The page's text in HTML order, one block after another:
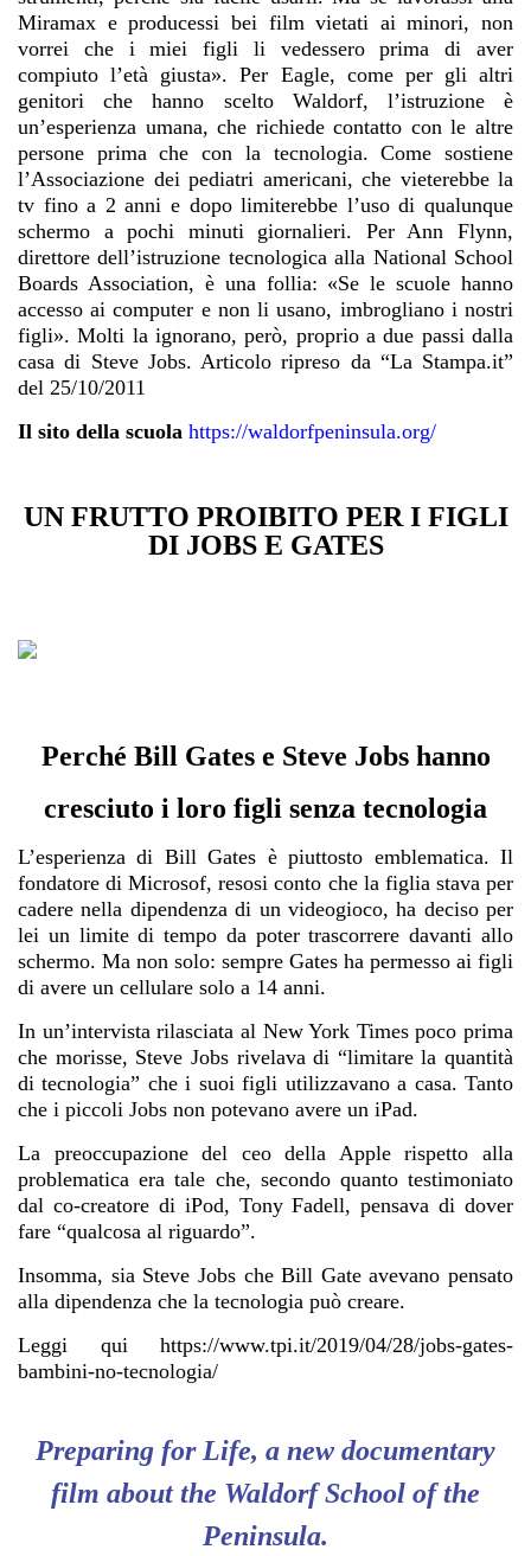
Miramax e producessi bei film vietati ai minori, non
vorrei che i miei figli li vedessero prima di aver
compiuto l’età giusta». Per Eagle, come per gli altri
genitori che hanno scelto Waldorf, l’istruzione è
un’esperienza umana, che richiede contatto con le altre
persone prima che con la tecnologia. Come sostiene
l’Associazione dei pediatri americani, che vieterebbe la
tv fino a 2 anni e dopo limiterebbe l’uso di qualunque
schermo a pochi minuti giornalieri. Per Ann Flynn,
direttore dell’istruzione tecnologica alla National School
Boards Association, è una follia: «Se le scuole hanno
accesso ai computer e non li usano, imbrogliano i nostri
figli». Molti la ignorano, però, proprio a due passi dalla
casa di Steve Jobs. Articolo ripreso da “La Stampa.it”
del 25/10/2011
Il sito della scuola https://waldorfpeninsula.org/
UN FRUTTO PROIBITO PER I FIGLI
DI JOBS E GATES
Perché Bill Gates e Steve Jobs hanno
cresciuto i loro figli senza tecnologia
L’esperienza di Bill Gates è piuttosto emblematica. Il
fondatore di Microsof, resosi conto che la figlia stava per
cadere nella dipendenza di un videogioco, ha deciso per
lei un limite di tempo da poter trascorrere davanti allo
schermo. Ma non solo: sempre Gates ha permesso ai figli
di avere un cellulare solo a 14 anni.
In un’intervista rilasciata al New York Times poco prima
che morisse, Steve Jobs rivelava di “limitare la quantità
di tecnologia” che i suoi figli utilizzavano a casa. Tanto
che i piccoli Jobs non potevano avere un iPad.
La preoccupazione del ceo della Apple rispetto alla
problematica era tale che, secondo quanto testimoniato
dal co-creatore di iPod, Tony Fadell, pensava di dover
fare “qualcosa al riguardo”.
Insomma, sia Steve Jobs che Bill Gate avevano pensato
alla dipendenza che la tecnologia può creare.
Leggi qui https://www.tpi.it/2019/04/28/jobs-gates-
bambini-no-tecnologia/
Preparing for Life, a new documentary
film about the Waldorf School of the
Peninsula.